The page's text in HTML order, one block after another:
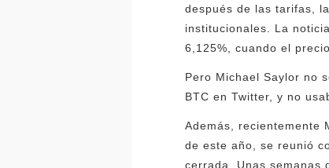
después de las tarifas,
institucionales. La
6,125%, cuando el
Pero Michael Saylor no
BTC en Twitter, y no
Además, recientemente
de este año, se reunió
cerrada. Unas semanas